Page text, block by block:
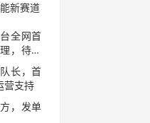
新赛道
全网首
，待遇
长，首
营支持
，发单